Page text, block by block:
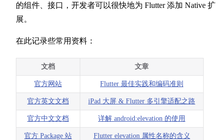
的组件、接口，开发者可以很快地为 Flutter 添加 Native 扩
展。
在此记录些常用资料：
文档 文章
官方网站 Flutter 最佳实践和编码准则
官方英文文档 iPad 大屏 & Flutter 多引擎适配之路
官方中文文档 详解 android:elevation 的使用
官方 Package 站 Flutter elevation 属性名称的含义